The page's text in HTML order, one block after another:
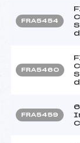
FRA5454
FRA5460
FRA5459